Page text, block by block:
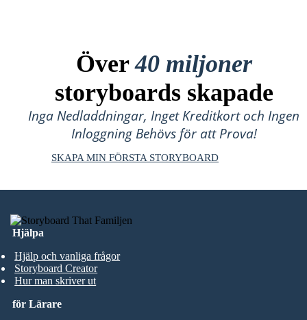
Över40 miljoner
storyboards skapade
Inga Nedladdningar, Inget Kreditkort och Ingen
Inloggning Behövs för att Prova!
SKAPA MIN FÖRSTA STORYBOARD
Hjälpa
Hjälp och vanliga frågor
Storyboard Creator
Hur man skriver ut
för Lärare